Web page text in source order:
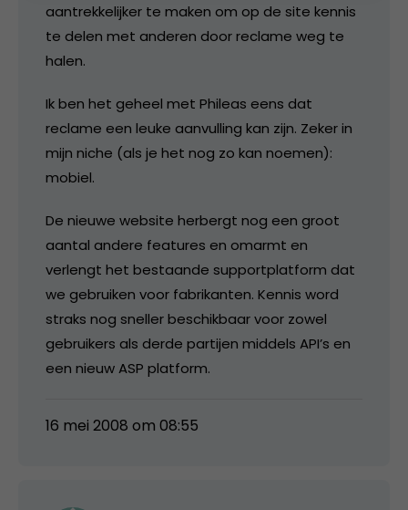
aantrekkelijker te maken om op de site kennis
te delen met anderen door reclame weg te
halen.
Ik ben het geheel met Phileas eens dat
reclame een leuke aanvulling kan zijn. Zeker in
mijn niche (als je het nog zo kan noemen):
mobiel.
De nieuwe website herbergt nog een groot
aantal andere features en omarmt en
verlengt het bestaande supportplatform dat
we gebruiken voor fabrikanten. Kennis word
straks nog sneller beschikbaar voor zowel
gebruikers als derde partijen middels API’s en
een nieuw ASP platform.
16 mei 2008 om 08:55